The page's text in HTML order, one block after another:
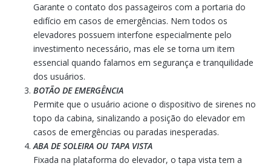
Garante o contato dos passageiros com a portaria do
edifício em casos de emergências. Nem todos os
elevadores possuem interfone especialmente pelo
investimento necessário, mas ele se torna um item
essencial quando falamos em segurança e tranquilidade
dos usuários.
BOTÃO DE EMERGÊNCIA
Permite que o usuário acione o dispositivo de sirenes no
topo da cabina, sinalizando a posição do elevador em
casos de emergências ou paradas inesperadas.
ABA DE SOLEIRA OU TAPA VISTA
Fixada na plataforma do elevador, o tapa vista tem a